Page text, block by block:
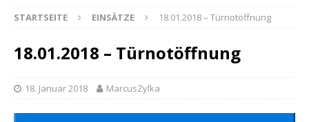
STARTSEITE EINSÄTZE 18.01.2018 – Türnotöffnung
18.01.2018 – Türnotöffnung
18. Januar 2018 MarcusZylka